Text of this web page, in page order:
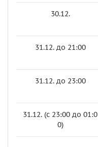
30.12.
31.12. до 21:00
31.12. до 23:00
31.12. (c 23:00 до 01:0
0)